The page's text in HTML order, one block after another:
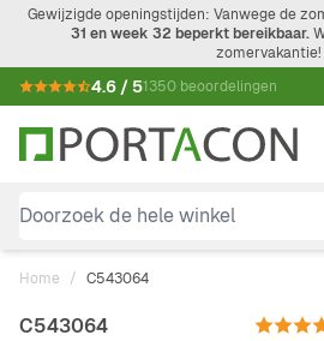
Ga naar de inhoud
Gewijzigde openingstijden: Vanwege de
31 en week 32 beperkt bereikbaar.
zomervakantie!
4.6 / 51350 beoordelingen
Doorzoek de hele winkel
Home / C543064
C543064